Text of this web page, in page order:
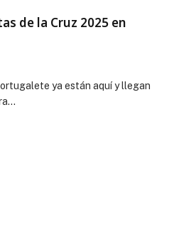
de la Cruz 2025 en
ya están aquí y llegan